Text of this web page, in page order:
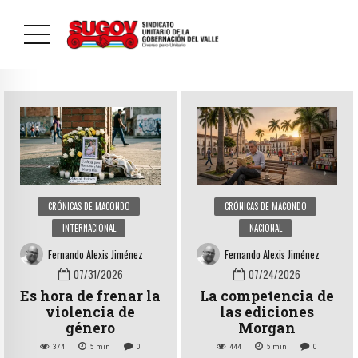
CRÓNICAS DE MACONDO
INTERNACIONAL
Fernando Alexis Jiménez
07/31/2026
Es hora de frenar la
violencia de
género
374 5 min 0
CRÓNICAS DE MACONDO
NACIONAL
Fernando Alexis Jiménez
07/24/2026
La competencia de
las ediciones
Morgan
444 5 min 0